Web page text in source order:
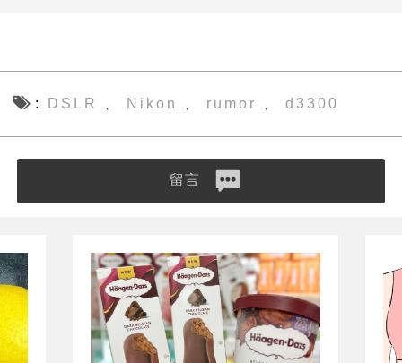
DSLR Nikon rumor d3300
留言